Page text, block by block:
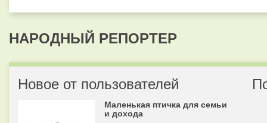
НАРОДНЫЙ РЕПОРТЕР
Новое от пользователей
Маленькая птичка для семьи
и дохода